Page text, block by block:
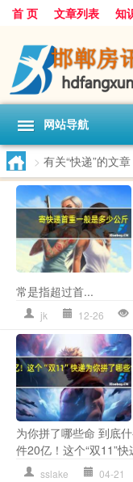
首 页 文章列表 知
网站导航
> 有关“快递”的文章
常是指超过首...
jk 12-26
为你拼了哪些命 到底
件20亿！这个“双11”
sslake 04-21